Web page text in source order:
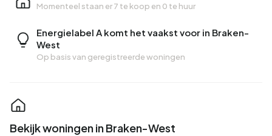
Momenteel staan er7 te koop en 0 te huur
Energielabel A komt het vaakst voor in Braken-
West
Op basis van geregistreerde woningen
Bekijk woningen in Braken-West